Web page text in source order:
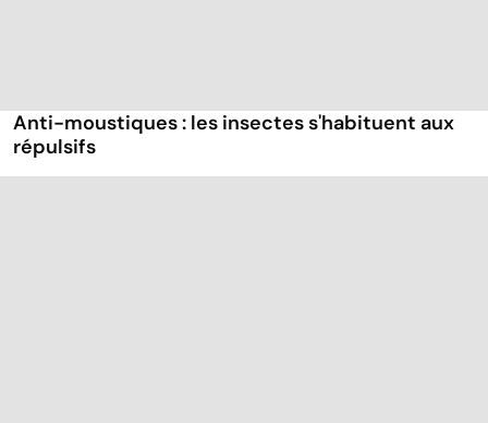
Anti-moustiques : les insectes s'habituent aux
répulsifs